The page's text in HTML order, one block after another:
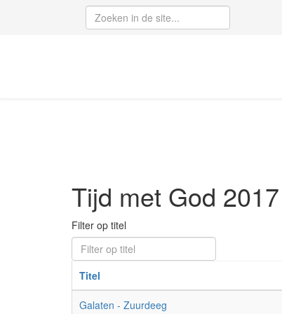
Tijd met God 2017
Filter op titel
Titel
Galaten - Zuurdeeg